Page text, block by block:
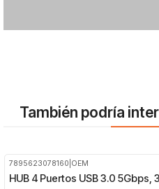
También podría
7895623078160 OEM
HUB 4 Puertos USB 3.0